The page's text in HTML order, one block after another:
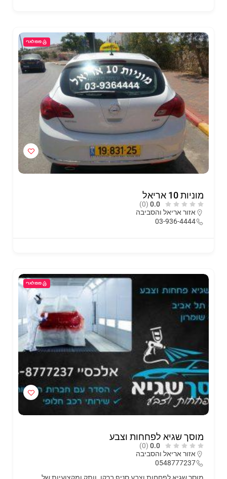
פופולארי
מוניות 10 אריאל
0.0
(0)
אזור אריאל והסביבה
03-936-4444
פופולארי
מוסך שגיא לפחחות וצבע
0.0
(0)
אזור אריאל והסביבה
0548777237